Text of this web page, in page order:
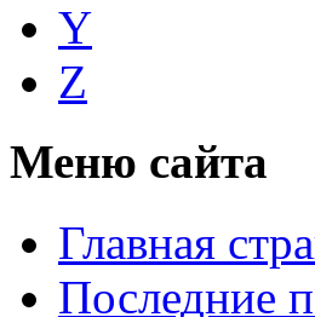
Y
Z
Меню сайта
Главная
Последние